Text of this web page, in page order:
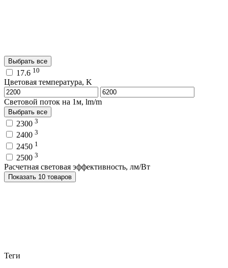
Выбрать все
17.6 10
Цветовая температура, K
Световой поток на 1м, lm/m
Выбрать все
2300 3
2400 3
2450 1
2500 3
Расчетная световая эффективность, лм/Вт
Показать 10 товаров
Теги